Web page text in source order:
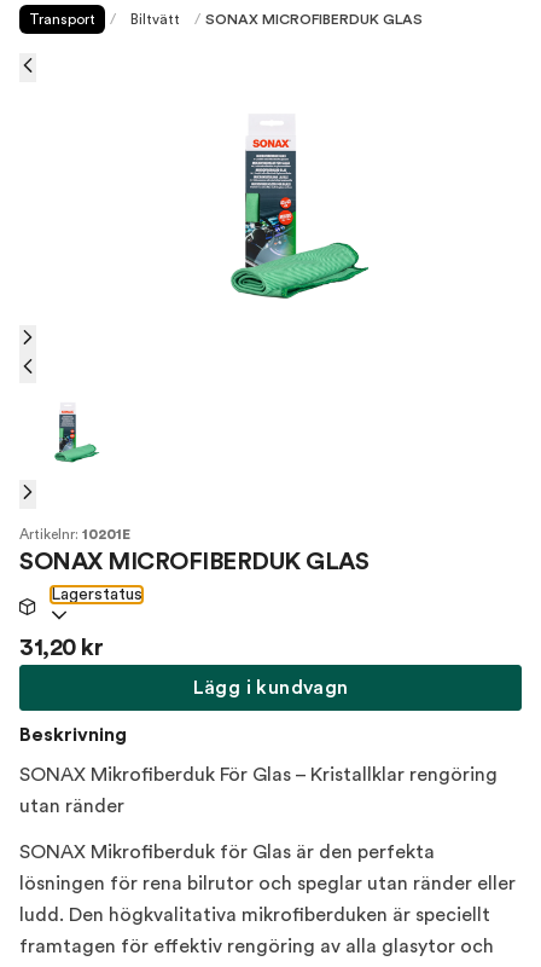
Transport / Biltvätt / SONAX MICROFIBERDUK GLAS
Artikelnr: 10201E
SONAX MICROFIBERDUK GLAS
Lagerstatus
31,20 kr
Lägg i kundvagn
Beskrivning
SONAX Mikrofiberduk För Glas – Kristallklar rengöring
utan ränder
SONAX Mikrofiberduk för Glas är den perfekta
lösningen för rena bilrutor och speglar utan ränder eller
ludd. Den högkvalitativa mikrofiberduken är speciellt
framtagen för effektiv rengöring av alla glasytor och